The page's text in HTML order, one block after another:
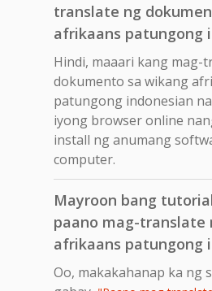
translate ng
afrikaans patungong
Hindi, maaari kang mag-
dokumento sa wikang
patungong indonesian
iyong browser online
install ng anumang
computer.
Mayroon bang
paano mag-translate
afrikaans patungong
Oo, makakahanap ka ng